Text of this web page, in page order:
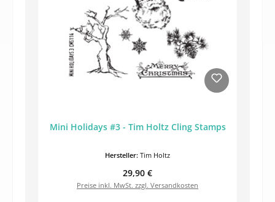
Mini Holidays #3 - Tim Holtz Cling Stamps
Hersteller: Tim Holtz
Regulärer Preis:
29,90 €
Preise inkl. MwSt. zzgl. Versandkosten